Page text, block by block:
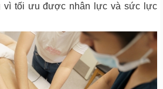
vì tối ưu được nhân lực và sức lực